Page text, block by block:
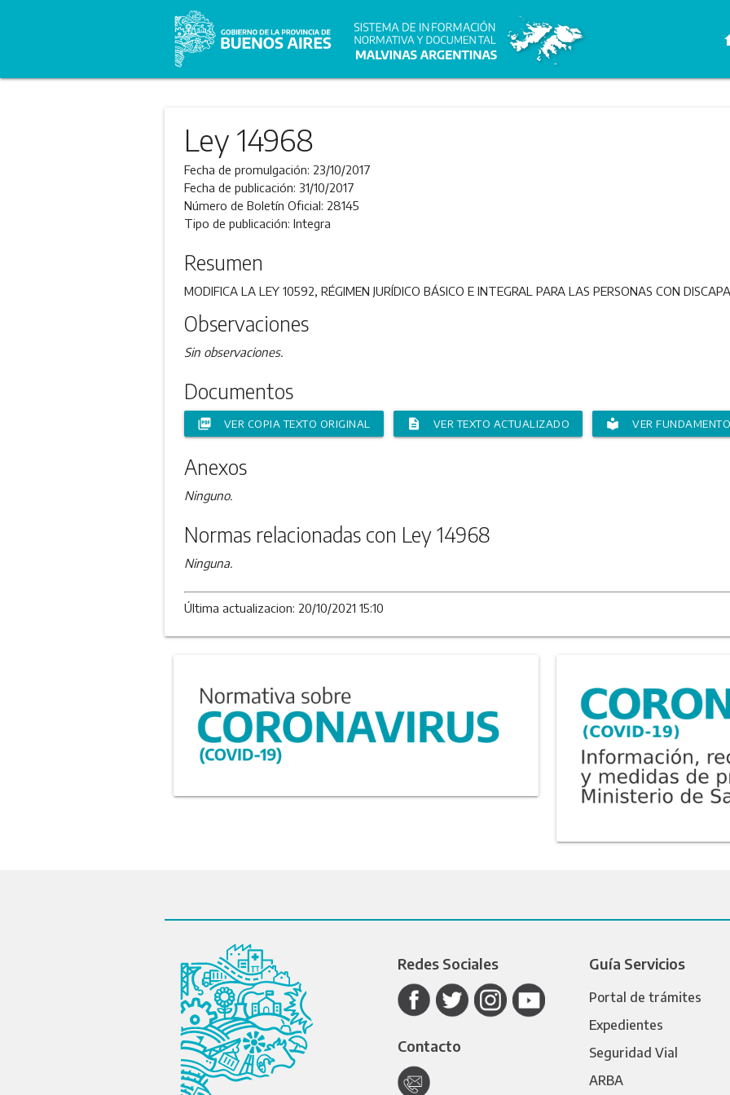
Ley 14968
Fecha de promulgación: 23/10/2017
Fecha de publicación: 31/10/2017
Número de Boletín Oficial: 28145
Tipo de publicación: Integra
Resumen
MODIFICA LA LEY 10592, RÉGIMEN JURÍDICO BÁSICO E INTEGRAL PARA LAS PERSONAS CON
Observaciones
Sin observaciones.
Documentos
picture_as_pdf VER COPIA TEXTO ORIGINAL description VER TEXTO ACTUALIZADO local_library VER
Anexos
Ninguno.
Normas relacionadas con Ley 14968
Ninguna.
Última actualizacion: 20/10/2021 15:10
Redes Sociales
Contacto
Guía Servicios
Portal de trámites
Expedientes
Seguridad Vial
ARBA